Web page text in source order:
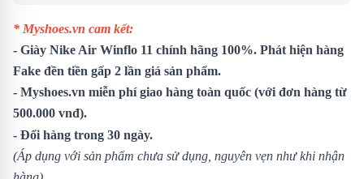
* Myshoes.vn cam kết:
- Giày Nike Air Winflo 11 chính hãng 100%. Phát hiện hàng
Fake đền tiền gấp 2 lần giá sản phẩm.
- Myshoes.vn miễn phí giao hàng toàn quốc (với đơn hàng từ
500.000 vnđ).
- Đổi hàng trong 30 ngày.
(Áp dụng với sản phẩm chưa sử dụng, nguyên vẹn như khi nhận